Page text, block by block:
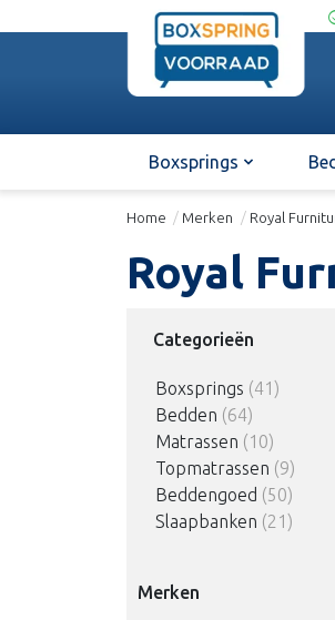
Boxsprings
Home / Merken / Royal
Royal
Categorieën
Boxsprings (41)
Bedden (64)
Matrassen (10)
Topmatrassen (9)
Beddengoed (50)
Slaapbanken (21)
Merken